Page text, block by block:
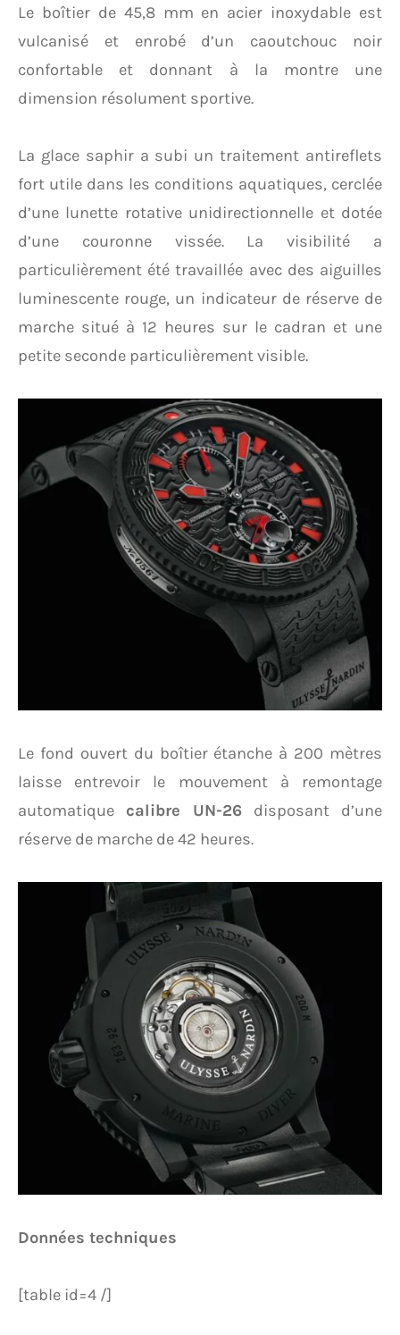
Le boîtier de 45,8 mm en acier inoxydable est
vulcanisé et enrobé d’un caoutchouc noir
confortable et donnant à la montre une
dimension résolument sportive.
La glace saphir a subi un traitement antireflets
fort utile dans les conditions aquatiques, cerclée
d’une lunette rotative unidirectionnelle et dotée
d’une couronne vissée. La visibilité a
particulièrement été travaillée avec des aiguilles
luminescente rouge, un indicateur de réserve de
marche situé à 12 heures sur le cadran et une
petite seconde particulièrement visible.
Le fond ouvert du boîtier étanche à 200 mètres
laisse entrevoir le mouvement à remontage
automatique calibre UN-26 disposant d’une
réserve de marche de 42 heures.
Données techniques
[table id=4 /]